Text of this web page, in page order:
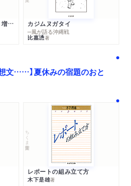
不幸になりたがる人たち 増補新版 カジムヌガタイ
─風が語る沖縄戦
比嘉慂著
文……】夏休みの宿題のおと
ちくま学芸文庫
レポートの組み立て方
木下是雄著